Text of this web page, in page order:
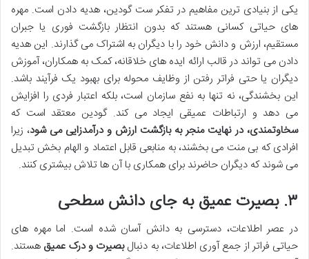
یکی از بنیادی ترین مفاهیم در تفکر ست گودین، هدیه دادن است. مهره
های حیاتی کسانی هستند که بدون انتظار بازگشت فوری یا جبران
مستقیم، ارزش و دانش خود را با دیگران به اشتراک می گذارند. این هدیه
دادن می تواند در قالب ارائه ایده های خلاقانه، کمک به همکاران، آموزش
دیگران یا حتی فراتر رفتن از وظایف محوله برای بهبود یک فرآیند باشد.
این بخشندگی، نه تنها به نفع سازمان است، بلکه اعتبار فردی را افزایش
می دهد و ارتباطات عمیقی ایجاد می کند. گودین معتقد است که
سخاوتمندی، در نهایت منجر به بازگشت ارزش و درآمدزایی می شود، زیرا
افرادی که بی منت می بخشند، به منابعی قابل اعتماد و الهام بخش تبدیل
می شوند که دیگران حاضرند برای همکاری با آن ها تلاش بیشتری کنند.
۳. بصیرت عمیق به جای دانش سطحی
در عصر اطلاعات، دسترسی به دانش آسان شده است. اما مهره های
حیاتی فراتر از جمع آوری اطلاعات، به دنبالبصیرت و درک عمیق هستند.